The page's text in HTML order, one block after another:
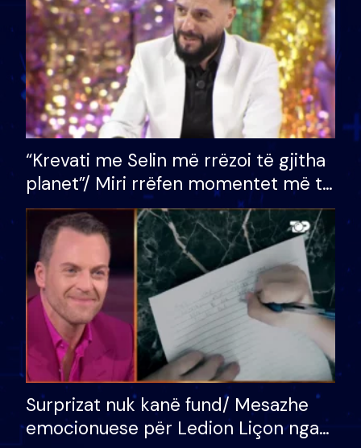
“Krevati me Selin më rrëzoi të gjitha
planet”/ Miri rrëfen momentet më të
bukura në shtëpinë e BB VIP: Do më
mungojë zilja e mëngjesit kur…
Surprizat nuk kanë fund/ Mesazhe
emocionuese për Ledion Liçon nga